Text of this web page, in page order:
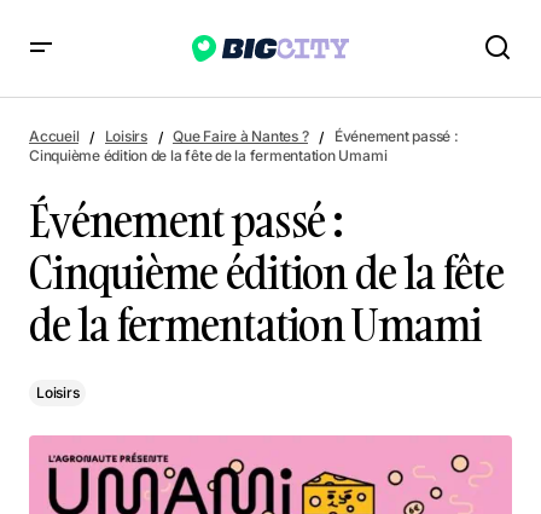
fermentation Umami
Accueil Loisirs Que Faire à Nantes ?
Événement passé :
Cinquième édition de la fête de la fermentation Umami
Événement passé :
Cinquième édition de la fête
de la fermentation Umami
Loisirs